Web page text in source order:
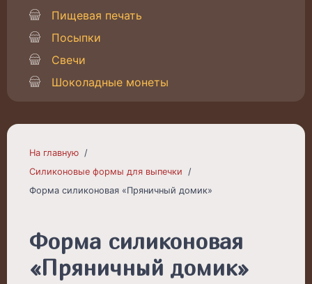
Пищевая печать
Посыпки
Свечи
Шоколадные монеты
На главную
Силиконовые формы для выпечки
Форма силиконовая «Пряничный домик»
Форма силиконовая
«Пряничный домик»